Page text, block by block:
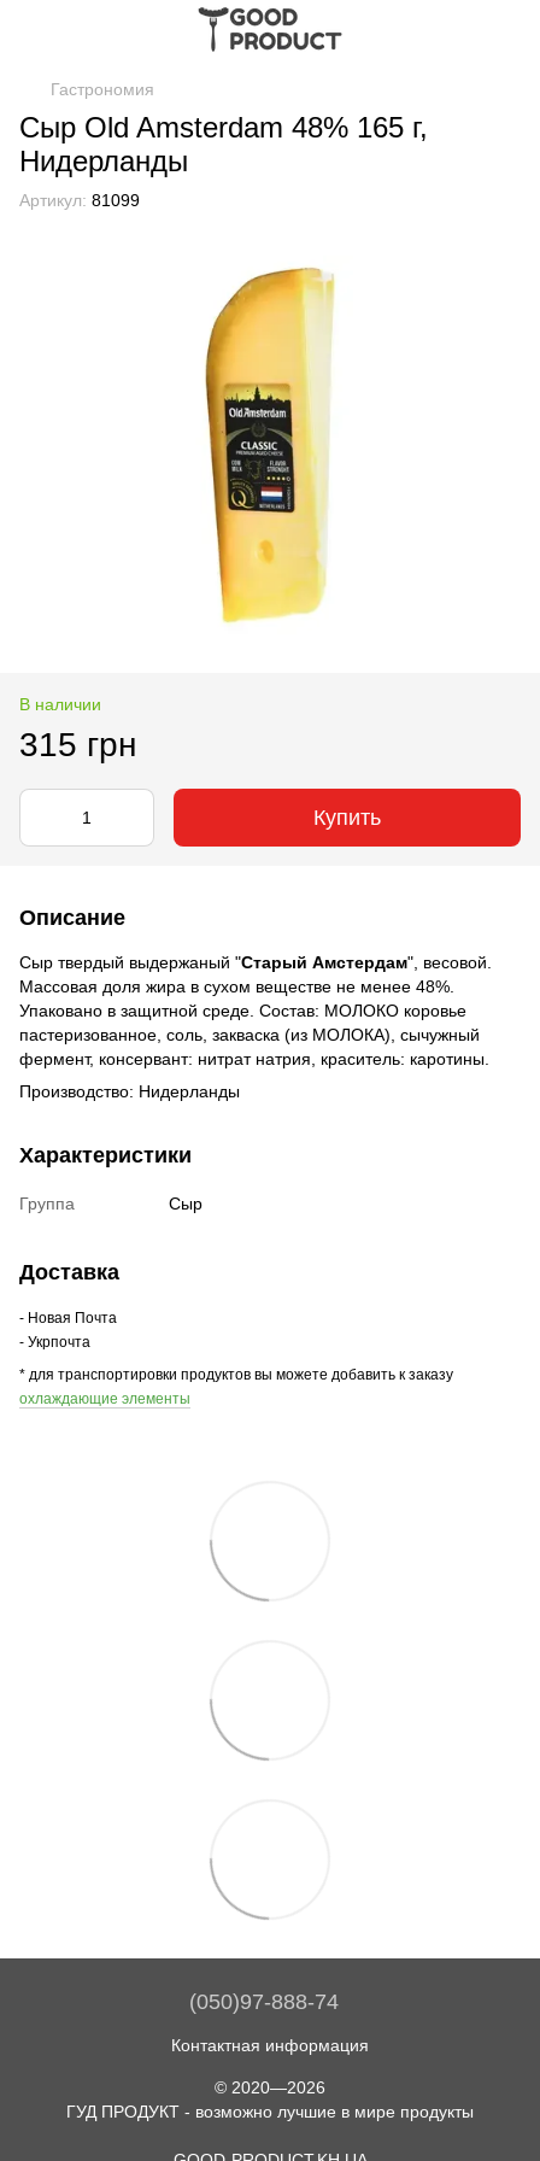
Гастрономия
Сыр Old Amsterdam 48% 165 г,
Нидерланды
Артикул: 81099
В наличии
315 грн
Купить
Описание
Сыр твердый выдержаный "Старый Амстердам", весовой.
Массовая доля жира в сухом веществе не менее 48%.
Упаковано в защитной среде. Состав: МОЛОКО коровье
пастеризованное, соль, закваска (из МОЛОКА), сычужный
фермент, консервант: нитрат натрия, краситель: каротины.
Производство: Нидерланды
Характеристики
Группа Сыр
Доставка
- Новая Почта
- Укрпочта
* для транспортировки продуктов вы можете добавить к заказу
охлаждающие элементы
(050)97-888-74
Контактная информация
© 2020—2026
ГУД ПРОДУКТ - возможно лучшие в мире продукты